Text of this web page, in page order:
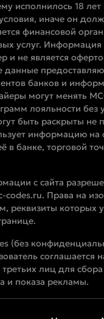
исполнилось 18 лет
иначе он
финансовой
услуг. Информация
и не является
банков и
могут менять
лояльности без
быть раскрыты не
информацию на
в банке, торговой
с сайта
codes.ru. Права на
реквизиты которых
(без
соглашается
лиц для сбора
и показа рекламы.